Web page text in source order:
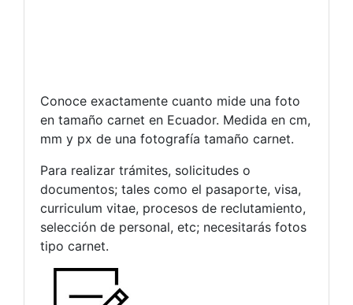
Conoce exactamente cuanto mide una foto
en tamaño carnet en Ecuador. Medida en cm,
mm y px de una fotografía tamaño carnet.
Para realizar trámites, solicitudes o
documentos; tales como el pasaporte, visa,
curriculum vitae, procesos de reclutamiento,
selección de personal, etc; necesitarás fotos
tipo carnet.